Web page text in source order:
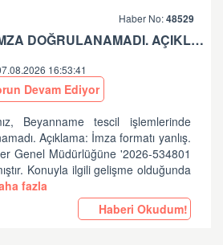
Haber No:48529
'' İMZA DOĞRULANAMADI. AÇIKLAMA: İMZA FORMATI YANLIŞ.'' HATASI HK
16:53:41
Devam Ediyor
Beyanname tescil işlemlerinde
Açıklama: İmza formatı yanlış.
Genel Müdürlüğüne '2026-534801
Konuyla ilgili gelişme olduğunda
fazla
Haberi Okudum!